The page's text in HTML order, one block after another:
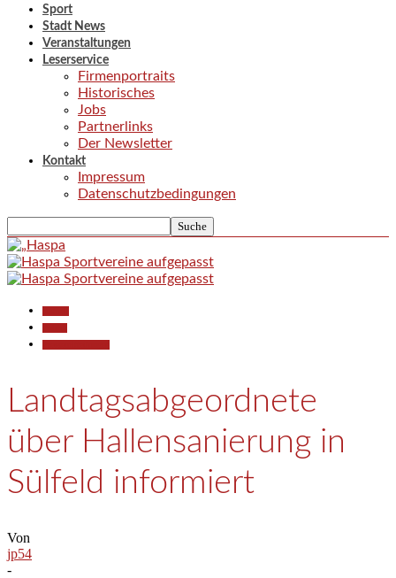
Sport
Stadt News
Veranstaltungen
Leserservice
Firmenportraits
Historisches
Jobs
Partnerlinks
Der Newsletter
Kontakt
Impressum
Datenschutzbedingungen
Landtagsabgeordnete
über Hallensanierung in
Sülfeld informiert
Von
jp54
-